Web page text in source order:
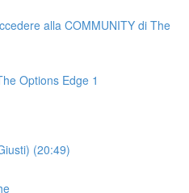
alla COMMUNITY di The
Options Edge 1
(20:49)